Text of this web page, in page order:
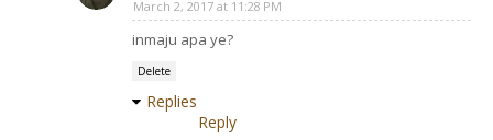
March 2, 2017 at 11:28 PM
inmaju apa ye?
Delete
Replies
Reply